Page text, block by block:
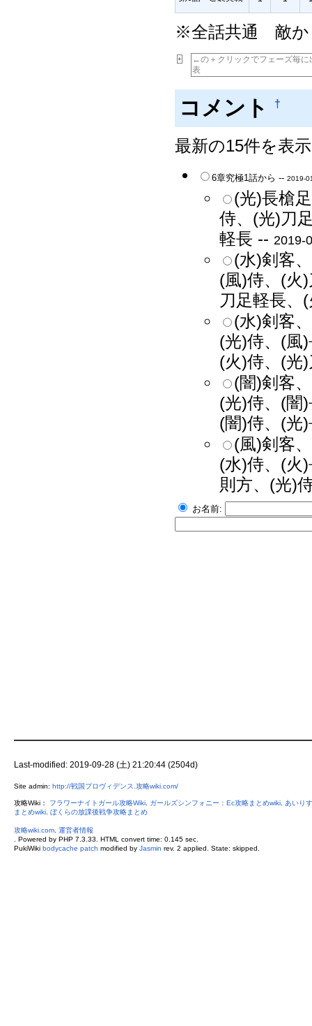
※全話共通 敵か
+
←の＋クリックでフェーズ毎に
表
コメント †
最新の15件を表
6章究極1話から --2019-
(光)長槍
侍、(光)刀
軽長 -- 2019-
(水)剣客
(風)侍、(火
刀足軽長、
(水)剣客
(光)侍、(風
(火)侍、(光
(闇)剣客
(光)侍、(闇
(闇)侍、(光
(風)剣客
(水)侍、(火
則方、(光)
お名前:
Last-modified: 2019-09-28 (土) 21:20:44 (2504d)
Site admin: http://戦国プロヴィデンス.攻略wiki.com/
攻略Wiki： フラワーナイトガール攻略Wiki. ガールズシンフォニー：Ec攻略まとめwiki.
あいり
まとめwiki. ぼくらの放課後戦争攻略まとめ
攻略wiki.com. 運営者情報
. Powered by PHP 7.3.33. HTML convert time: 0.145 sec.
PukiWiki bodycache patch modified by Jasmin rev. 2 applied. State: skipped.